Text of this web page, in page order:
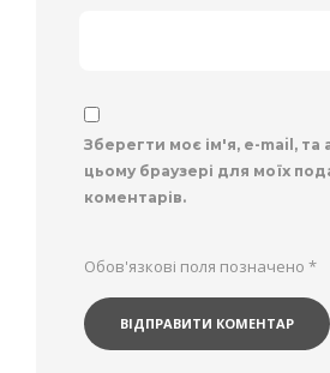
Зберегти моє ім'я, e-mail, та
цьому браузері для моїх
коментарів.
Обов'язкові поля позначено *